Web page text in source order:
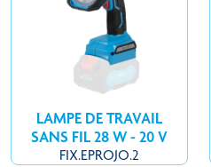
LAMPE DE TRAVAIL
SANS FIL 28 W - 20 V
FIX.EPROJO.2